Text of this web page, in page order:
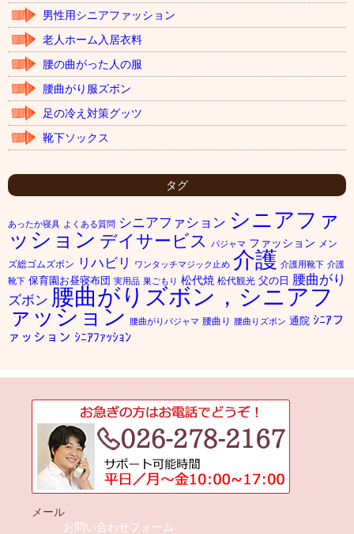
男性用シニアファッション
老人ホーム入居衣料
腰の曲がった人の服
腰曲がり服ズボン
足の冷え対策グッツ
靴下ソックス
タグ
あったか寝具 よくある質問 シニアファション シニアファ
ッション デイサービス パジャマ ファッション メン
ズ総ゴムズボン
リハビリ ワンタッチマジック止め 介護 介護用靴下 介護
靴下 保育園お昼寝布団 実用品 巣ごもり 松代焼 松代観光 父の日 腰曲がり
ズボン 腰曲がりズボン，シニアフ
ァッション 腰曲がりパジャマ 腰曲り 腰曲りズボン 通院 ｼﾆｱフ
ァッション ｼﾆｱﾌｧｯｼｮﾝ
メール
お問い合わせフォーム